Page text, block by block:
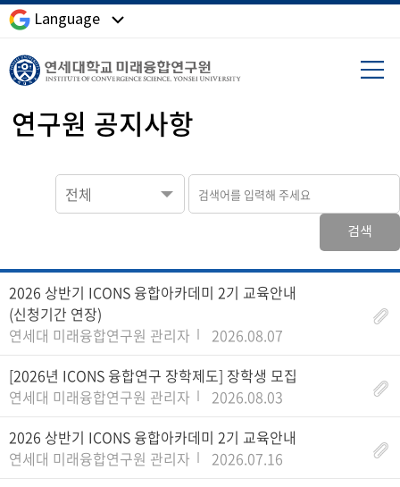
Language
연구원 공지사항
전체
검색
2026 상반기 ICONS 융합아카데미 2기 교육안내
(신청기간 연장)
연세대 미래융합연구원 관리자
2026.08.07
[2026년 ICONS 융합연구 장학제도] 장학생 모집
연세대 미래융합연구원 관리자
2026.08.03
2026 상반기 ICONS 융합아카데미 2기 교육안내
연세대 미래융합연구원 관리자
2026.07.16